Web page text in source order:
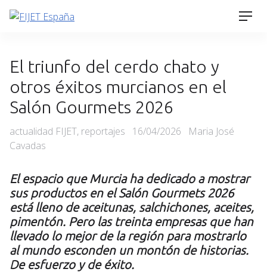
Skip
El triunfo del cerdo chato y
otros éxitos murcianos en el
Salón Gourmets 2026
Categories
actualidad FIJET, reportajes
Posted
16/04/2026
Maria José
Cavadas
El espacio que Murcia ha dedicado a mostrar
sus productos en el Salón Gourmets 2026
está lleno de aceitunas, salchichones, aceites,
pimentón. Pero las treinta empresas que han
llevado lo mejor de la región para mostrarlo
al mundo esconden un montón de historias.
De esfuerzo y de éxito.